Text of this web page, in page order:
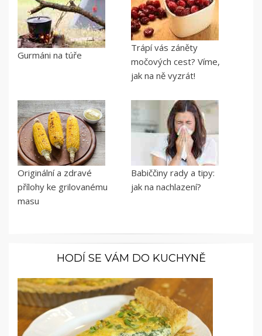
Gurmáni na túře
Trápí vás záněty
močových cest? Víme,
jak na ně vyzrát!
Originální a zdravé
přílohy ke grilovanému
masu
Babiččiny rady a tipy:
jak na nachlazení?
HODÍ SE VÁM DO KUCHYNĚ